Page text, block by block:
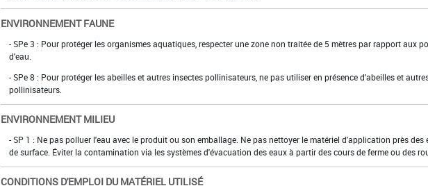
ENVIRONNEMENT FAUNE
- SPe 3 : Pour protéger les organismes aquatiques, respecter une zone non traitée de 5 mètres par rapport aux
d'eau.
- SPe 8 : Pour protéger les abeilles et autres insectes pollinisateurs, ne pas utiliser en présence d'abeilles et
pollinisateurs.
ENVIRONNEMENT MILIEU
- SP 1 : Ne pas polluer l'eau avec le produit ou son emballage. Ne pas nettoyer le matériel d'application près des
de surface. Éviter la contamination via les systèmes d'évacuation des eaux à partir des cours de ferme ou des
CONDITIONS D'EMPLOI DU MATÉRIEL UTILISÉ